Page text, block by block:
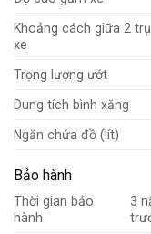
Khoảng cách giữa 2
xe
Trọng lượng ướt
Dung tích bình xăng
Ngăn chứa đồ (lít)
Bảo hành
Thời gian bảo
hành
3